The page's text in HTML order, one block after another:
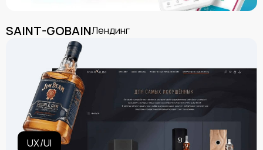
SAINT-GOBAINЛендинг
UX/UI